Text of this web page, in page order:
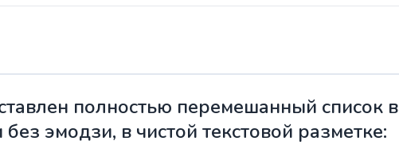
полностью перемешанный список
без эмодзи, в чистой текстовой разметке: